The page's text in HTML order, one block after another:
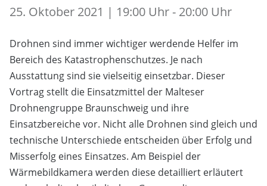
25. Oktober 2021 | 19:00 Uhr - 20:00 Uhr
Drohnen sind immer wichtiger werdende Helfer im
Bereich des Katastrophenschutzes. Je nach
Ausstattung sind sie vielseitig einsetzbar. Dieser
Vortrag stellt die Einsatzmittel der Malteser
Drohnengruppe Braunschweig und ihre
Einsatzbereiche vor. Nicht alle Drohnen sind gleich und
technische Unterschiede entscheiden über Erfolg und
Misserfolg eines Einsatzes. Am Beispiel der
Wärmebildkamera werden diese detailliert erläutert